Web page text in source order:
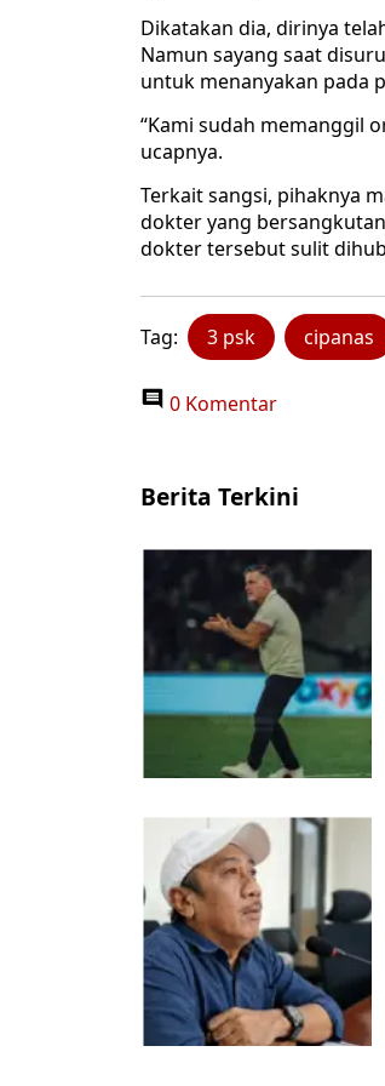
Dikatakan dia, dirinya
Namun sayang saat
untuk menanyakan pada
“Kami sudah memanggil
ucapnya.
Terkait sangsi, pihaknya
dokter yang
dokter tersebut sulit
Tag: 3 psk cipanas
0 Komentar
Berita Terkini